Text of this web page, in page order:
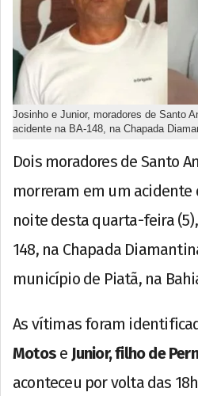
Josinho e Junior, moradores de Santo
acidente na BA-148, na Chapada
Dois moradores de Santo
morreram em um acidente
noite desta quarta-feira
148, na Chapada
município de Piatã, na
As vítimas foram
Motos e Junior, filho de
aconteceu por volta das